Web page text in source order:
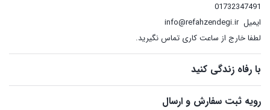
01732347491
ایمیلinfo@refahzendegi.ir
لطفا خارج از ساعت کاری تماس نگیرید.
با رفاه زندگی کنید
رویه ثبت سفارش و ارسال